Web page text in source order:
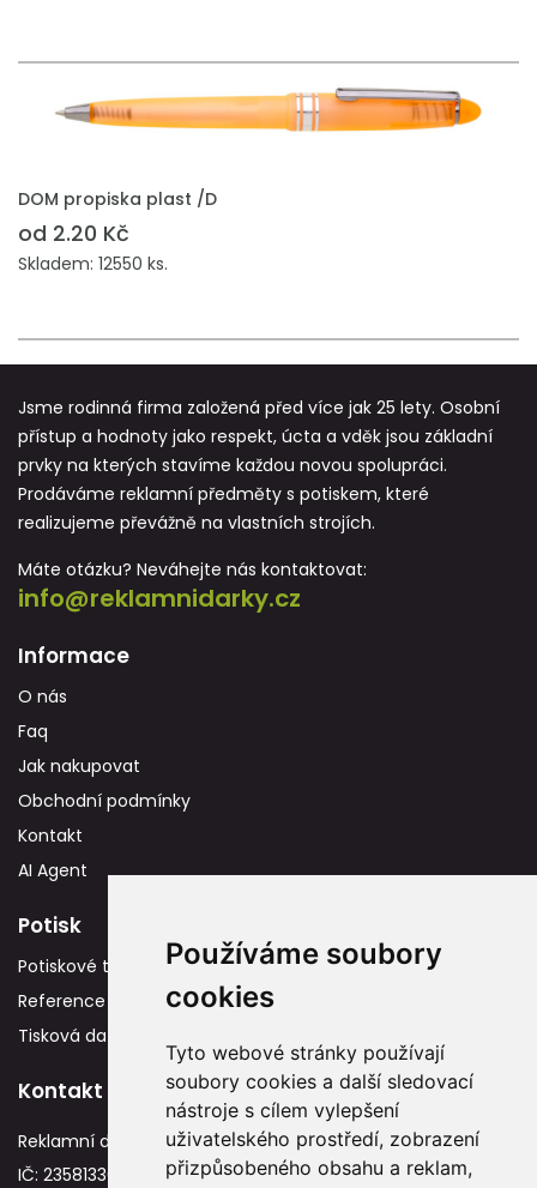
Používáme soubory
cookies
Tyto webové stránky používají
soubory cookies a další sledovací
nástroje s cílem vylepšení
uživatelského prostředí, zobrazení
přizpůsobeného obsahu a reklam,
PŘIDAT DO POPTÁVKY
DOM propiska plast /D
od 2.20 Kč
Skladem: 12550 ks.
Jsme rodinná firma založená před více jak 25 lety. Osobní
přístup a hodnoty jako respekt, úcta a vděk jsou základní
prvky na kterých stavíme každou novou spolupráci.
Prodáváme reklamní předměty s potiskem, které
realizujeme převážně na vlastních strojích.
Máte otázku? Neváhejte nás kontaktovat:
info@reklamnidarky.cz
Informace
O nás
Faq
Jak nakupovat
Obchodní podmínky
Kontakt
AI Agent
Potisk
Potiskové technologie
Reference
Tisková data
Kontakt
Reklamní dárky
IČ: 23581336